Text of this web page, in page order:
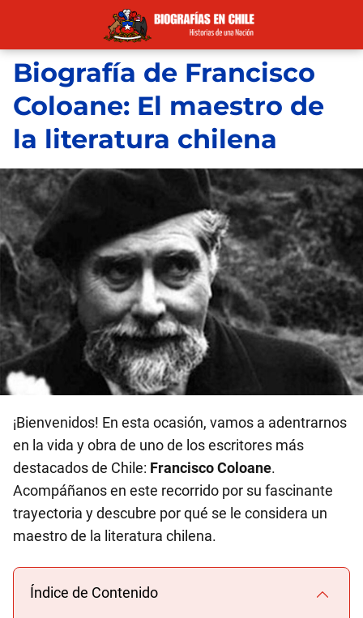
Biografía de Francisco
Coloane: El maestro de
la literatura chilena
¡Bienvenidos! En esta ocasión, vamos a adentrarnos
en la vida y obra de uno de los escritores más
destacados de Chile: Francisco Coloane.
Acompáñanos en este recorrido por su fascinante
trayectoria y descubre por qué se le considera un
maestro de la literatura chilena.
Índice de Contenido